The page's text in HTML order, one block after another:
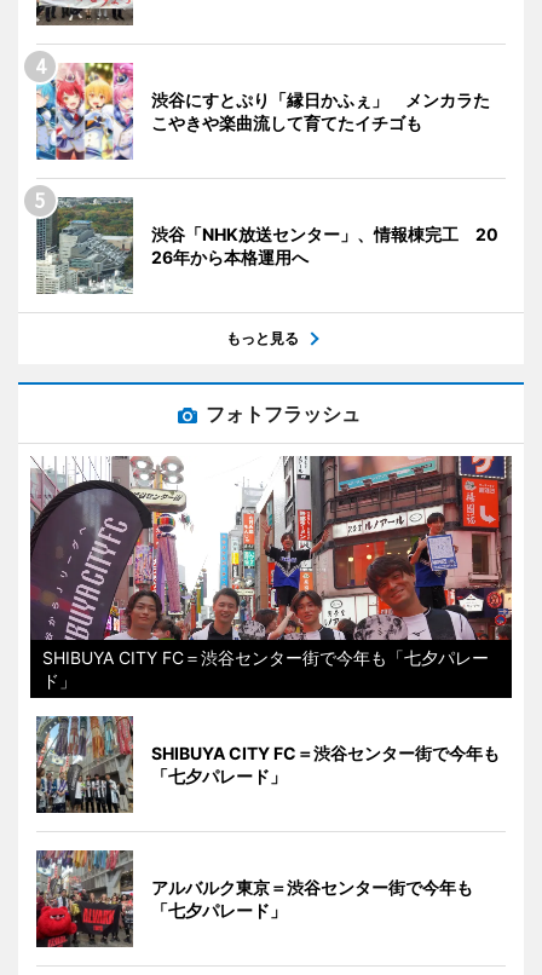
渋谷にすとぷり「縁日かふぇ」 メンカラた
こやきや楽曲流して育てたイチゴも
渋谷「NHK放送センター」、情報棟完工 20
26年から本格運用へ
もっと見る
フォトフラッシュ
SHIBUYA CITY FC＝渋谷センター街で今年も「七夕パレー
ド」
SHIBUYA CITY FC＝渋谷センター街で今年も
「七夕パレード」
アルバルク東京＝渋谷センター街で今年も
「七夕パレード」